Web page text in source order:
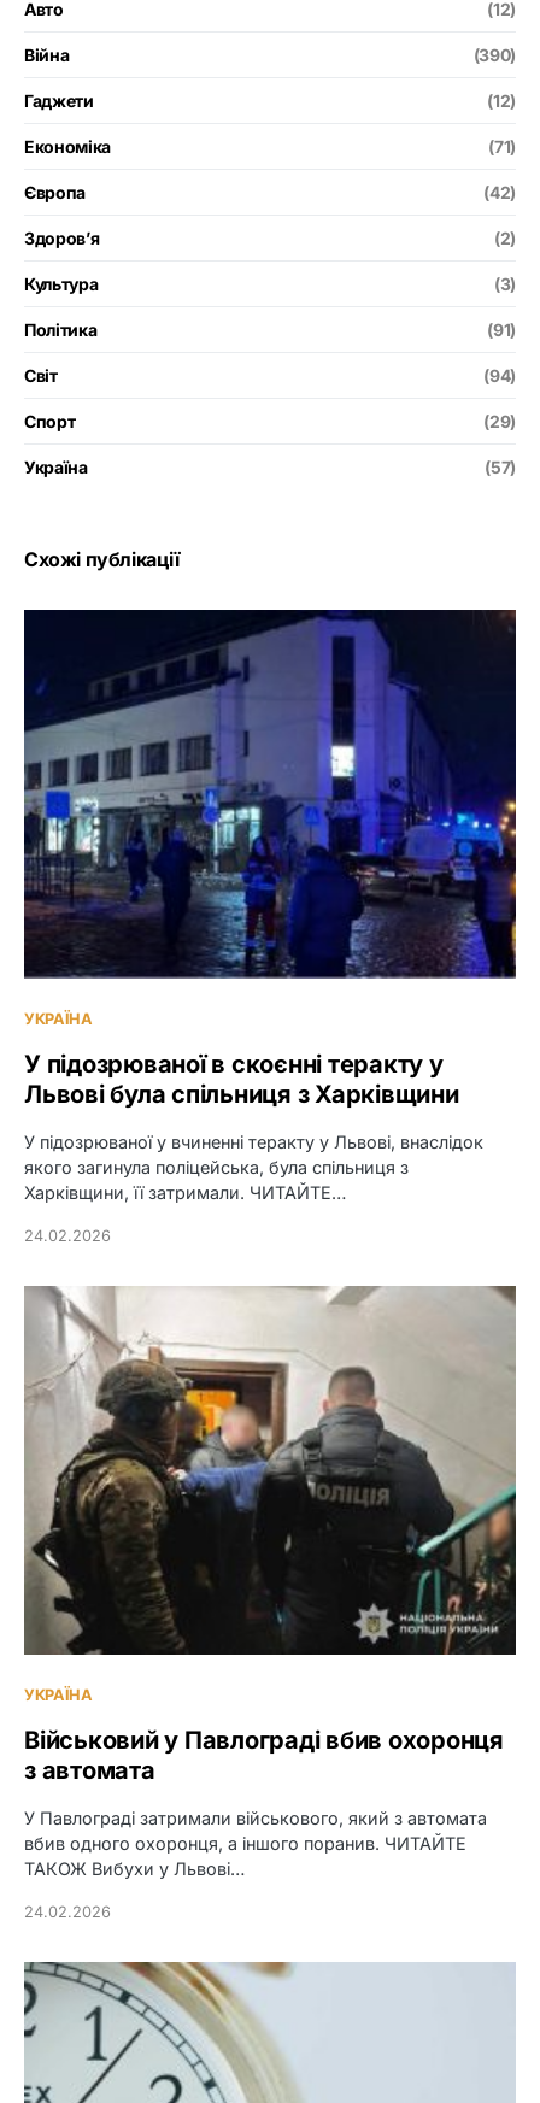
Авто (12)
Війна (390)
Гаджети (12)
Економіка (71)
Європа (42)
Здоров’я (2)
Культура (3)
Політика (91)
Світ (94)
Спорт (29)
Україна (57)
Схожі публікації
УКРАЇНА
У підозрюваної в скоєнні теракту у
Львові була спільниця з Харківщини
У підозрюваної у вчиненні теракту у Львові, внаслідок
якого загинула поліцейська, була спільниця з
Харківщини, її затримали. ЧИТАЙТЕ…
24.02.2026
УКРАЇНА
Військовий у Павлограді вбив охоронця
з автомата
У Павлограді затримали військового, який з автомата
вбив одного охоронця, а іншого поранив. ЧИТАЙТЕ
ТАКОЖ Вибухи у Львові…
24.02.2026